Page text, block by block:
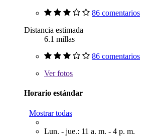
86 comentarios
Distancia estimada
6.1 millas
86 comentarios
Verfotos
Horario estándar
Mostrar todas
Lun. - jue.: 11 a. m. - 4 p. m.